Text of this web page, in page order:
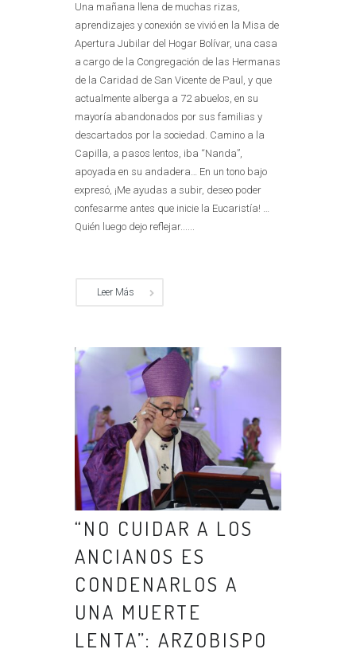
Una mañana llena de muchas rizas,
aprendizajes y conexión se vivió en la Misa de
Apertura Jubilar del Hogar Bolívar, una casa
a cargo de la Congregación de las Hermanas
de la Caridad de San Vicente de Paul, y que
actualmente alberga a 72 abuelos, en su
mayoría abandonados por sus familias y
descartados por la sociedad. Camino a la
Capilla, a pasos lentos, iba “Nanda”,
apoyada en su andadera… En un tono bajo
expresó, ¡Me ayudas a subir, deseo poder
confesarme antes que inicie la Eucaristía! …
Quién luego dejo reflejar......
Leer Más
“NO CUIDAR A LOS
ANCIANOS ES
CONDENARLOS A
UNA MUERTE
LENTA”: ARZOBISPO